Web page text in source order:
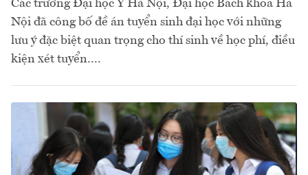
Các trường Đại học Y Hà Nội, Đại học Bách khoa Hà
Nội đã công bố đề án tuyển sinh đại học với những
lưu ý đặc biệt quan trọng cho thí sinh về học phí, điều
kiện xét tuyển....